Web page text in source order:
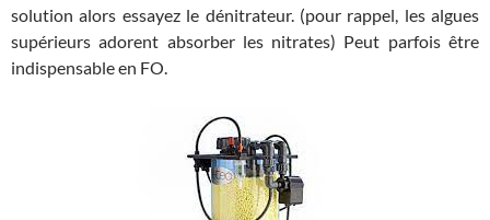
solution alors essayez le dénitrateur. (pour rappel, les algues
supérieurs adorent absorber les nitrates) Peut parfois être
indispensable en FO.